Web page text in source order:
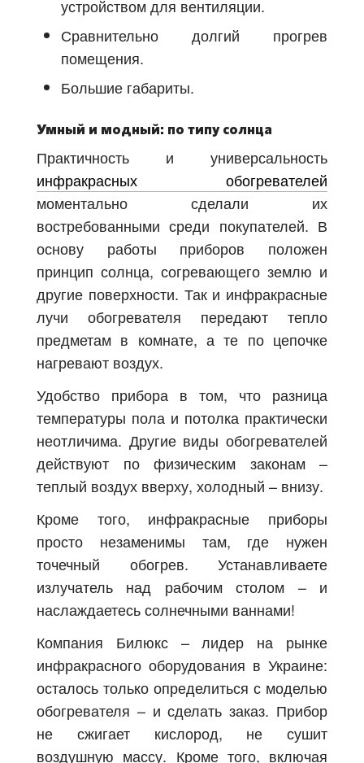
устройством для вентиляции.
Сравнительно долгий прогрев
помещения.
Большие габариты.
Умный и модный: по типу солнца
Практичность и универсальность
инфракрасных обогревателей
моментально сделали их
востребованными среди покупателей. В
основу работы приборов положен
принцип солнца, согревающего землю и
другие поверхности. Так и инфракрасные
лучи обогревателя передают тепло
предметам в комнате, а те по цепочке
нагревают воздух.
Удобство прибора в том, что разница
температуры пола и потолка практически
неотличима. Другие виды обогревателей
действуют по физическим законам –
теплый воздух вверху, холодный – внизу.
Кроме того, инфракрасные приборы
просто незаменимы там, где нужен
точечный обогрев. Устанавливаете
излучатель над рабочим столом – и
наслаждаетесь солнечными ваннами!
Компания Билюкс – лидер на рынке
инфракрасного оборудования в Украине:
осталось только определиться с моделью
обогревателя – и сделать заказ. Прибор
не сжигает кислород, не сушит
воздушную массу. Кроме того, включая